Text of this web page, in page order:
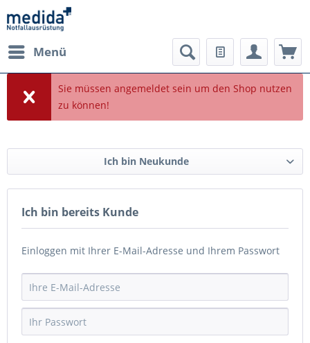
Menü
Sie müssen angemeldet sein um den Shop nutzen
zu können!
Ich bin Neukunde
Ich bin bereits Kunde
Einloggen mit Ihrer E-Mail-Adresse und Ihrem Passwort